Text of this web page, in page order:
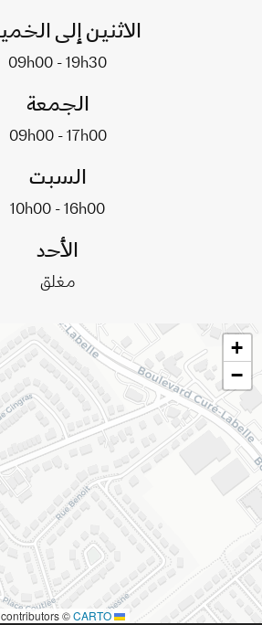
الاثنين إلى
09h00 - 19h30
الجمعة
09h00 - 17h00
السبت
10h00 - 16h00
الأحد
مغلق
+
−
contributors ©CARTO